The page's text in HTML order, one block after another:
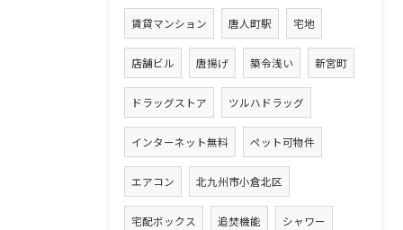
賃貸マンション 唐人町駅 宅地
店舗ビル 唐揚げ 築令浅い 新宮町
ドラッグストア ツルハドラッグ
インターネット無料 ペット可物件
エアコン 北九州市小倉北区
宅配ボックス 追焚機能 シャワー